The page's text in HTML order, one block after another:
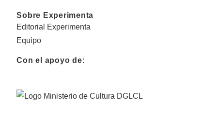
Sobre Experimenta
Editorial Experimenta
Equipo
Con el apoyo de: